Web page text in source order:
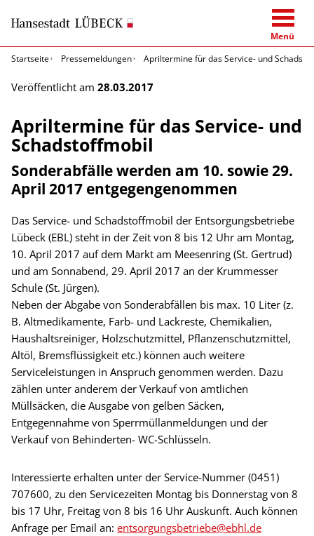
Menü
Startseite
Pressemeldungen Apriltermine für das Service- und
Veröffentlicht am 28.03.2017
Apriltermine für das Service- und
Schadstoffmobil
Sonderabfälle werden am 10. sowie 29.
April 2017 entgegengenommen
Das Service- und Schadstoffmobil der Entsorgungsbetriebe
Lübeck (EBL) steht in der Zeit von 8 bis 12 Uhr am Montag,
10. April 2017 auf dem Markt am Meesenring (St. Gertrud)
und am Sonnabend, 29. April 2017 an der Krummesser
Schule (St. Jürgen).
Neben der Abgabe von Sonderabfällen bis max. 10 Liter (z.
B. Altmedikamente, Farb- und Lackreste, Chemikalien,
Haushaltsreiniger, Holzschutzmittel, Pflanzenschutzmittel,
Altöl, Bremsflüssigkeit etc.) können auch weitere
Serviceleistungen in Anspruch genommen werden. Dazu
zählen unter anderem der Verkauf von amtlichen
Müllsäcken, die Ausgabe von gelben Säcken,
Entgegennahme von Sperrmüllanmeldungen und der
Verkauf von Behinderten- WC-Schlüsseln.
Interessierte erhalten unter der Service-Nummer (0451)
707600, zu den Servicezeiten Montag bis Donnerstag von 8
bis 17 Uhr, Freitag von 8 bis 16 Uhr Auskunft. Auch können
Anfrage per Email an: entsorgungsbetriebe@ebhl.de